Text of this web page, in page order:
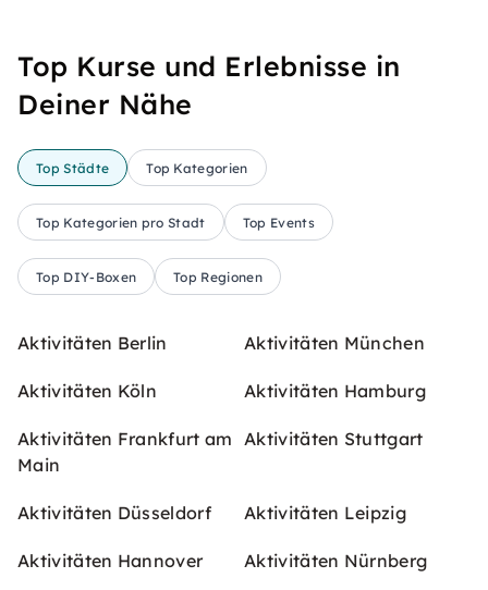
Top Kurse und Erlebnisse in
Deiner Nähe
Top Städte Top Kategorien
Top Kategorien pro Stadt Top Events
Top DIY-Boxen Top Regionen
Aktivitäten Berlin Aktivitäten München
Aktivitäten Köln Aktivitäten Hamburg
Aktivitäten Frankfurt am
Main
Aktivitäten Stuttgart
Aktivitäten Düsseldorf Aktivitäten Leipzig
Aktivitäten Hannover Aktivitäten Nürnberg